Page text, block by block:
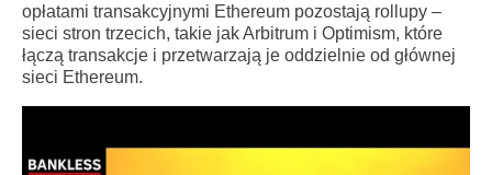
opłatami transakcyjnymi Ethereum pozostają rollupy –
sieci stron trzecich, takie jak Arbitrum i Optimism, które
łączą transakcje i przetwarzają je oddzielnie od głównej
sieci Ethereum.